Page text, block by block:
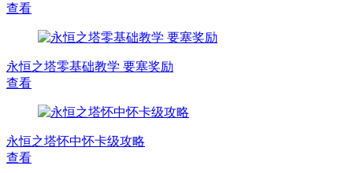
查看
永恒之塔零基础教学 要塞奖励
查看
永恒之塔怀中怀卡级攻略
查看